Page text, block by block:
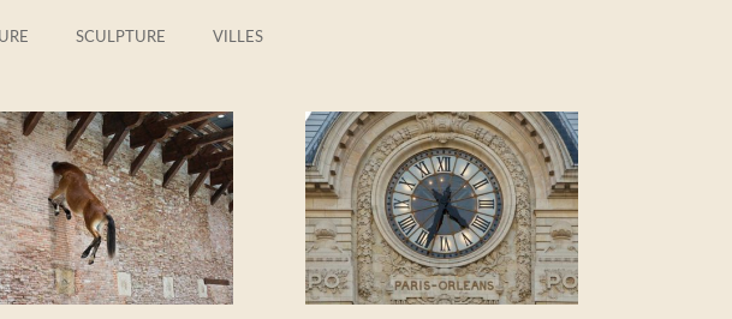
SCULPTURE VILLES